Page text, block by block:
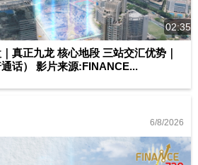
02:35
真正九龙 核心地段 三站交汇优势｜
话） 影片来源:FINANCE...
6/8/2026